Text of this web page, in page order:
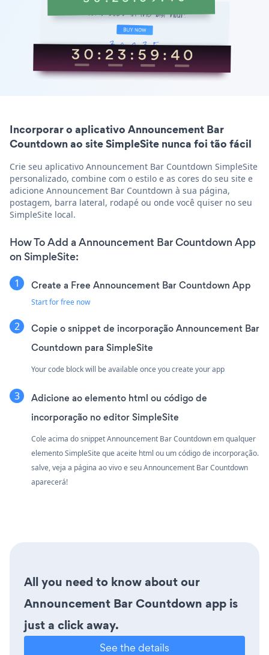
Incorporar o aplicativo Announcement Bar
Countdown ao site SimpleSite nunca foi tão fácil
Crie seu aplicativo Announcement Bar Countdown SimpleSite
personalizado, combine com o estilo e as cores do seu site e
adicione Announcement Bar Countdown à sua página,
postagem, barra lateral, rodapé ou onde você quiser no seu
SimpleSite local.
How To Add a Announcement Bar Countdown App
on SimpleSite:
Create a Free Announcement Bar Countdown App
Start for free now
Copie o snippet de incorporação Announcement Bar
Countdown para SimpleSite
Your code block will be available once you create your app
Adicione ao elemento html ou código de
incorporação no editor SimpleSite
Cole acima do snippet Announcement Bar Countdown em qualquer
elemento SimpleSite que aceite html ou um código de incorporação.
salve, veja a página ao vivo e seu Announcement Bar Countdown
aparecerá!
All you need to know about our
Announcement Bar Countdown app is
just a click away.
See the details